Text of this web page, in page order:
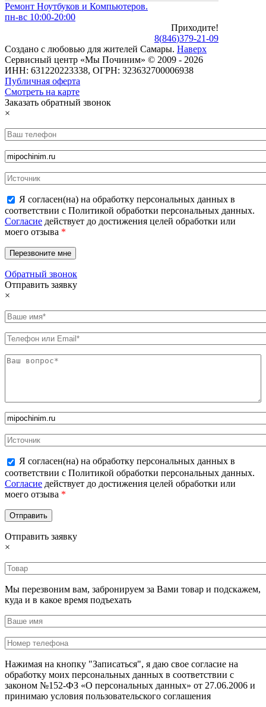
Ремонт Ноутбуков и Компьютеров.
пн-вс 10:00-20:00
Приходите!
8(846)379-21-09
Создано с любовью для жителей Самары. Наверх
Сервисный центр «Мы Починим» © 2009 - 2026
ИНН: 631220223338, ОГРН: 323632700006938
Публичная оферта
Смотреть на карте
Заказать обратный звонок
×
Я согласен(на) на обработку персональных данных в
соответствии с Политикой обработки персональных данных.
Согласие действует до достижения целей обработки или
моего отзыва *
Обратный звонок
Отправить заявку
×
Я согласен(на) на обработку персональных данных в
соответствии с Политикой обработки персональных данных.
Согласие действует до достижения целей обработки или
моего отзыва *
Отправить заявку
×
Мы перезвоним вам, забронируем за Вами товар и подскажем,
куда и в какое время подъехать
Нажимая на кнопку "Записаться", я даю свое согласие на
обработку моих персональных данных в соответствии с
законом №152-ФЗ «О персональных данных» от 27.06.2006 и
принимаю условия пользовательского соглашения